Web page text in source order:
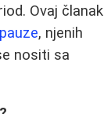
Ovaj članak
, njenih
nositi sa